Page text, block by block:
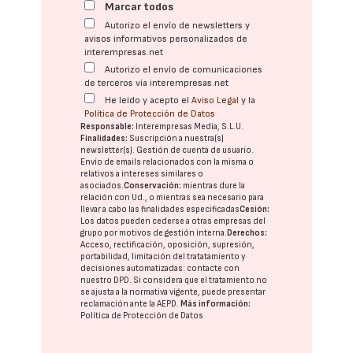
Marcar todos
Autorizo el envío de newsletters y
avisos informativos personalizados de
interempresas.net
Autorizo el envío de comunicaciones
de terceros vía interempresas.net
He leído y acepto elAviso Legal y la
Política de Protección de Datos
Responsable: Interempresas Media, S.L.U.
Finalidades: Suscripción a nuestra(s)
newsletter(s). Gestión de cuenta de usuario.
Envío de emails relacionados con la misma o
relativos a intereses similares o
asociados.Conservación: mientras dure la
relación con Ud., o mientras sea necesario para
llevar a cabo las finalidades especificadasCesión:
Los datos pueden cederse a otras empresas del
grupo por motivos de gestión interna.Derechos:
Acceso, rectificación, oposición, supresión,
portabilidad, limitación del tratatamiento y
decisiones automatizadas: contacte con
nuestro DPD. Si considera que el tratamiento no
se ajusta a la normativa vigente, puede presentar
reclamación ante laAEPD.Más información:
Política de Protección de Datos